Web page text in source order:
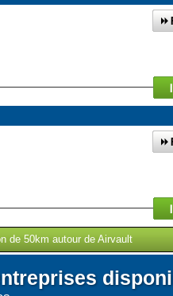
de 50km autour de Airvault